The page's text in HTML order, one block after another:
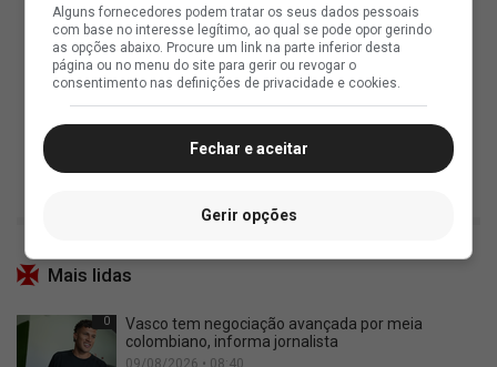
Mais lidas
0
Vasco tem negociação avançada por meia
colombiano, informa jornalista
09/08/2026 • 08:40
Alguns fornecedores podem tratar os seus dados pessoais
com base no interesse legítimo, ao qual se pode opor gerindo
as opções abaixo. Procure um link na parte inferior desta
página ou no menu do site para gerir ou revogar o
consentimento nas definições de privacidade e cookies.
Fechar e aceitar
Gerir opções